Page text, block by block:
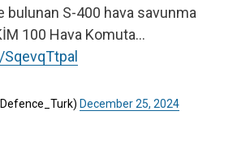
bulunan S-400 hava savunma
100 Hava Komuta…
December 25, 2024